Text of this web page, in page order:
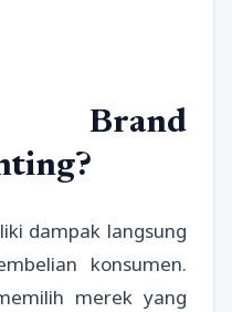
Brand
dampak langsung
konsumen.
merek yang